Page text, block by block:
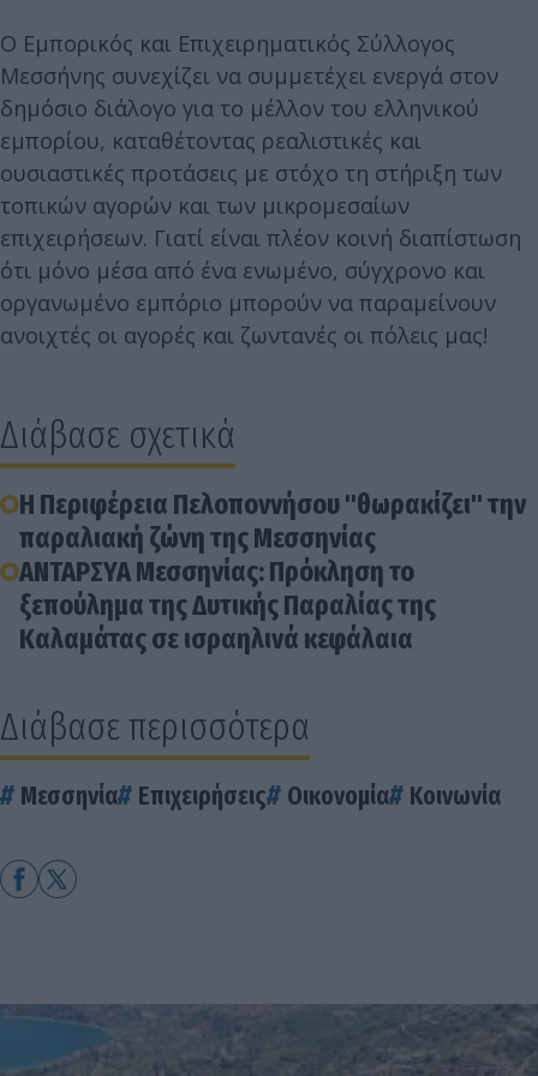
Ο Εμπορικός και Επιχειρηματικός Σύλλογος
Μεσσήνης συνεχίζει να συμμετέχει ενεργά στον
δημόσιο διάλογο για το μέλλον του ελληνικού
εμπορίου, καταθέτοντας ρεαλιστικές και
ουσιαστικές προτάσεις με στόχο τη στήριξη των
τοπικών αγορών και των μικρομεσαίων
επιχειρήσεων. Γιατί είναι πλέον κοινή διαπίστωση
ότι μόνο μέσα από ένα ενωμένο, σύγχρονο και
οργανωμένο εμπόριο μπορούν να παραμείνουν
ανοιχτές οι αγορές και ζωντανές οι πόλεις μας!
Διάβασε σχετικά
Η Περιφέρεια Πελοποννήσου "θωρακίζει" την
παραλιακή ζώνη της Μεσσηνίας
ΑΝΤΑΡΣΥΑ Μεσσηνίας: Πρόκληση το
ξεπούλημα της Δυτικής Παραλίας της
Καλαμάτας σε ισραηλινά κεφάλαια
Διάβασε περισσότερα
Μεσσηνία Επιχειρήσεις Οικονομία Κοινωνία